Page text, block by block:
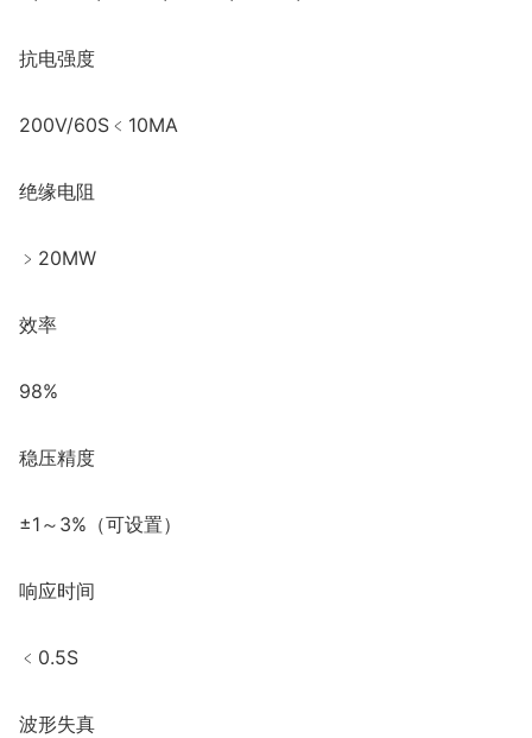
抗电强度
200V/60S﹤10MA
绝缘电阻
﹥20MW
效率
98%
稳压精度
±1～3%（可设置）
响应时间
﹤0.5S
波形失真